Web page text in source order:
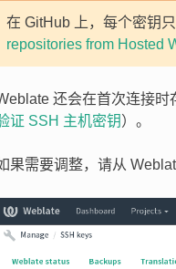
在 GitHub 上，每个密钥
repositories from Hosted
还会在首次连接时
证 SSH 主机密钥）。
果需要调整，请从